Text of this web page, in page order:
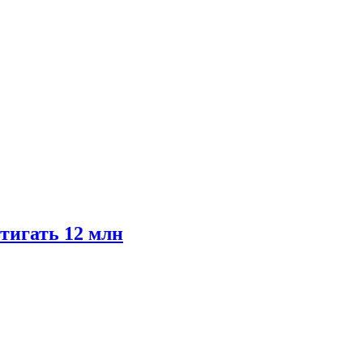
12 млн